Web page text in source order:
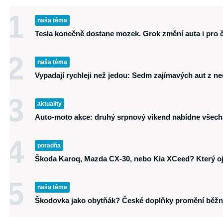
1 naša téma
Tesla konečně dostane mozek. Grok změní auta i pro
2 naša téma
Vypadají rychleji než jedou: Sedm zajímavých aut z
3 aktuality
Auto-moto akce: druhý srpnový víkend nabídne
4 poradňa
Škoda Karoq, Mazda CX-30, nebo Kia XCeed? Který
5 naša téma
Škodovka jako obytňák? České doplňky promění